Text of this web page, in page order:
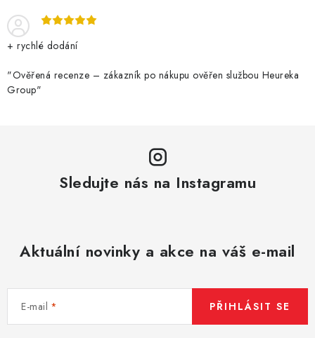
+ rychlé dodání
"Ověřená recenze – zákazník po nákupu ověřen službou Heureka
Group"
Sledujte nás na Instagramu
Aktuální novinky a akce na váš e-mail
E-mail PŘIHLÁSIT SE